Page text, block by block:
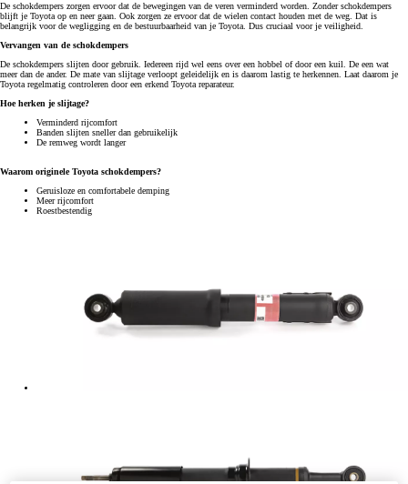
De schokdempers zorgen ervoor dat de bewegingen van de veren verminderd worden. Zonder schokdempers
blijft je Toyota op en neer gaan. Ook zorgen ze ervoor dat de wielen contact houden met de weg. Dat is
belangrijk voor de wegligging en de bestuurbaarheid van je Toyota. Dus cruciaal voor je veiligheid.
Vervangen van de schokdempers
De schokdempers slijten door gebruik. Iedereen rijd wel eens over een hobbel of door een kuil. De een wat
meer dan de ander. De mate van slijtage verloopt geleidelijk en is daarom lastig te herkennen. Laat daarom je
Toyota regelmatig controleren door een erkend Toyota reparateur.
Hoe herken je slijtage?
Verminderd rijcomfort
Banden slijten sneller dan gebruikelijk
De remweg wordt langer
Waarom originele Toyota schokdempers?
Geruisloze en comfortabele demping
Meer rijcomfort
Roestbestendig